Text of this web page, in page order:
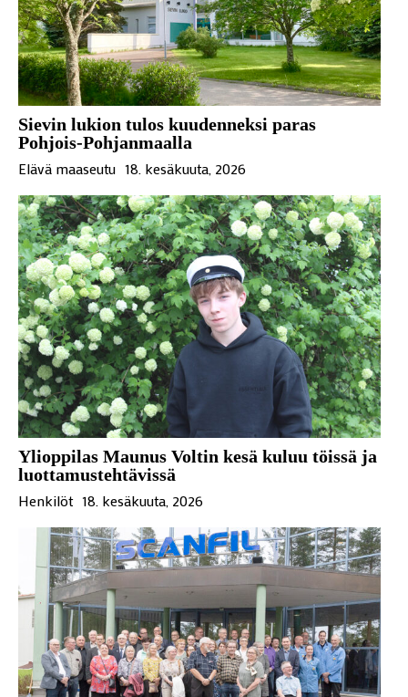
Sievin lukion tulos kuudenneksi paras
Pohjois-Pohjanmaalla
Elävä maaseutu 18. kesäkuuta, 2026
Ylioppilas Maunus Voltin kesä kuluu töissä ja
luottamustehtävissä
Henkilöt 18. kesäkuuta, 2026